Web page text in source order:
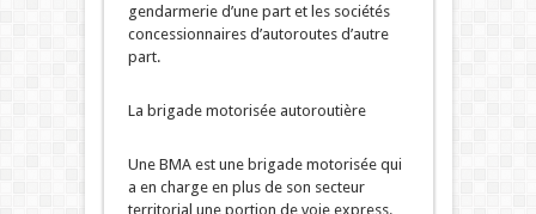
gendarmerie d’une part et les sociétés
concessionnaires d’autoroutes d’autre
part.
La brigade motorisée autoroutière
Une BMA est une brigade motorisée qui
a en charge en plus de son secteur
territorial une portion de voie express.